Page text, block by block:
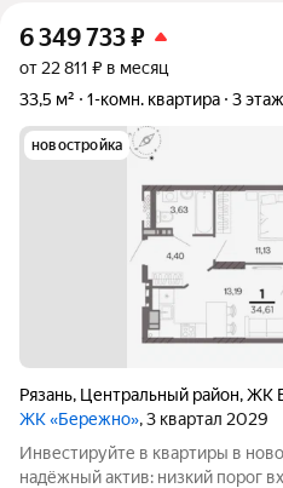
6 349 733₽
от 22 811 ₽ в месяц
33,5 м²
1-комн. квартира 3
новостройка
Рязань, Центральный район,ЖК
ЖК «Бережно», 3 квартал 2029
Инвестируйте в квартиры в
надёжный актив: низкий порог